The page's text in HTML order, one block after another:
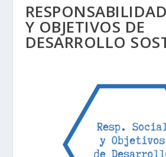
Y OBJETIVOS DE
DESARROLLO